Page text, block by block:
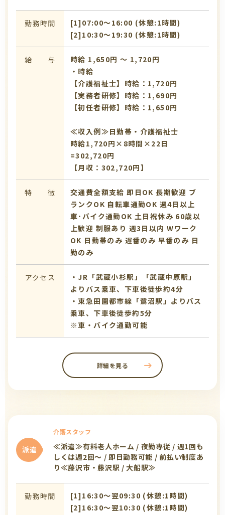
勤務時間
[1]07:00〜16:00 (休憩:1時間)
[2]10:30〜19:30 (休憩:1時間)
給 与
時給 1,650円 〜 1,720円
・時給
【介護福祉士】時給：1,720円
【実務者研修】時給：1,690円
【初任者研修】時給：1,650円
≪収入例≫日勤帯・介護福祉士
時給1,720円×8時間×22日
=302,720円
【月収：302,720円】
特 徴 交通費全額支給 即日OK 長期歓迎 ブ
ランクOK 自転車通勤OK 週4日以上
車･バイク通勤OK 土日祝休み 60歳以
上歓迎 制服あり 週3日以内 Wワーク
OK 日勤帯のみ 遅番のみ 早番のみ 日
勤のみ
アクセス
・JR「武蔵小杉駅」「武蔵中原駅」
よりバス乗車、下車後徒歩約4分
・東急田園都市線「鷺沼駅」よりバス
乗車、下車後徒歩約5分
※車・バイク通勤可能
詳細を見る
派遣
介護スタッフ
≪派遣≫有料老人ホーム / 夜勤専従 / 週1回も
しくは週2回～ / 即日勤務可能 / 前払い制度あ
り≪藤沢市・藤沢駅 / 大船駅≫
勤務時間
[1]16:30〜翌09:30 (休憩:1時間)
[2]16:30〜翌10:30 (休憩:1時間)